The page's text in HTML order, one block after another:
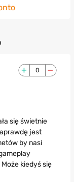
0
się świetnie
jest
by nasi
kiedyś się